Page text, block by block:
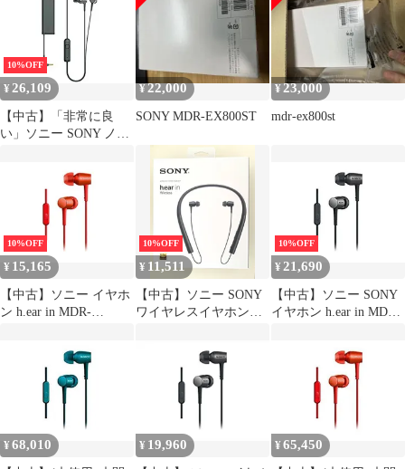
10%OFF
¥ 26,109
【中古】「非常に良
い」ソニー SONY ノイ
ゾ対応 カナル型 リモコ
ン・マイク付き MDR-
EX750NA
¥22,000
SONY MDR-EX800ST
¥23,000
mdr-ex800st
10%OFF
¥ 15,165
【中古】ソニー イヤホ
ン h.ear in MDR-
マイク付き シナバーレ
ッド MDR-EX750AP R
10%OFF
¥ 11,511
【中古】ソニー SONY
ワイヤレスイヤホン
イレゾ対応 リモコン・
マイク付き チャコール
ブラック MDR-
EX750BT B [並行
10%OFF
¥ 21,690
【中古】ソニー SONY
イヤホン h.ear in MDR-
マイク付き チャコール
ブラック MDR-
EX750AP B
¥68,010 ¥ 19,960 ¥65,450